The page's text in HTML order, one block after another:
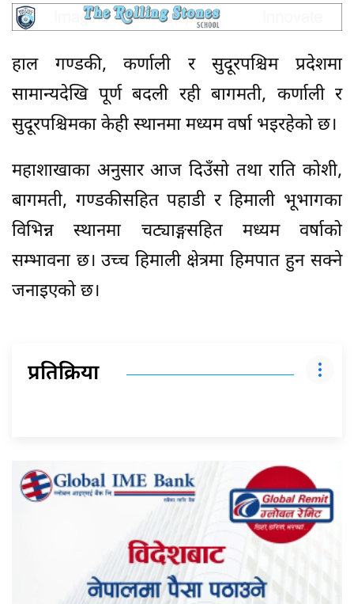
हाल गण्डकी, कर्णाली र सुदूरपश्चिम प्रदेशमा
सामान्यदेखि पूर्ण बदली रही बागमती, कर्णाली र
सुदूरपश्चिमका केही स्थानमा मध्यम वर्षा भइरहेको छ।
महाशाखाका अनुसार आज दिउँसो तथा राति कोशी,
बागमती, गण्डकीसहित पहाडी र हिमाली भूभागका
विभिन्न स्थानमा चट्याङ्गसहित मध्यम वर्षाको
सम्भावना छ। उच्च हिमाली क्षेत्रमा हिमपात हुन सक्ने
जनाइएको छ।
प्रतिक्रिया